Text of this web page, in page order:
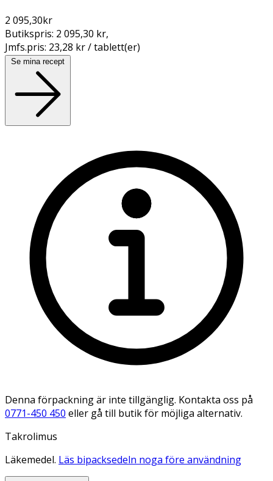
2 095,30kr
Butikspris: 2 095,30 kr,
Jmfs.pris: 23,28 kr / tablett(er)
Se mina recept
Denna förpackning är inte tillgänglig. Kontakta oss på
0771-450 450 eller gå till butik för möjliga alternativ.
Takrolimus
Läkemedel. Läs bipacksedeln noga före användning